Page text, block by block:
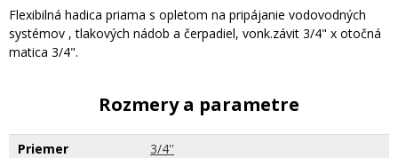
Flexibilná hadica priama s opletom na pripájanie vodovodných
systémov , tlakových nádob a čerpadiel, vonk.závit 3/4" x otočná
matica 3/4".
Rozmery a parametre
Priemer 3/4''